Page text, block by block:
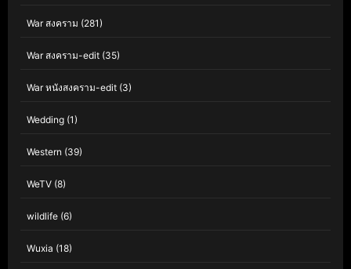
War สงคราม (281)
War สงคราม-edit (35)
War หนังสงคราม-edit (3)
Wedding (1)
Western (39)
WeTV (8)
wildlife (6)
Wuxia (18)